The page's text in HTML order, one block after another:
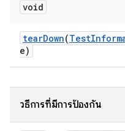
void
tearDown(Test
e)
วิธีการที่มีการป้องกัน